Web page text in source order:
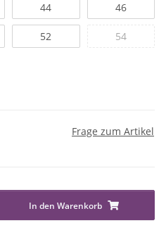
44 46
52 54
Frage zum Artikel
In den Warenkorb